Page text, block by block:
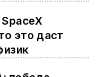
это даст